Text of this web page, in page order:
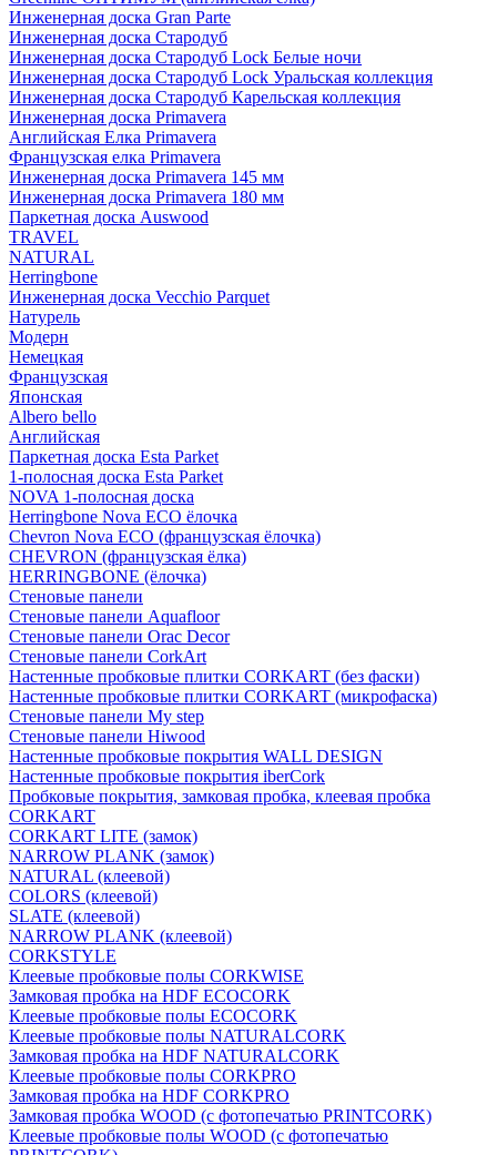
Инженерная доска Gran Parte
Инженерная доска Стародуб
Инженерная доска Стародуб Lock Белые ночи
Инженерная доска Стародуб Lock Уральская коллекция
Инженерная доска Стародуб Карельская коллекция
Инженерная доска Primavera
Английская Елка Primavera
Французская елка Primavera
Инженерная доска Primavera 145 мм
Инженерная доска Primavera 180 мм
Паркетная доска Auswood
TRAVEL
NATURAL
Herringbone
Инженерная доска Vecchio Parquet
Натурель
Модерн
Немецкая
Французская
Японская
Albero bello
Английская
Паркетная доска Esta Parket
1-полосная доска Esta Parket
NOVA 1-полосная доска
Herringbone Nova ECO ёлочка
Chevron Nova ECO (французская ёлочка)
CHEVRON (французская ёлка)
HERRINGBONE (ёлочка)
Стеновые панели
Стеновые панели Aquafloor
Стеновые панели Orac Decor
Стеновые панели CorkArt
Настенные пробковые плитки CORKART (без фаски)
Настенные пробковые плитки CORKART (микрофаска)
Стеновые панели My step
Стеновые панели Hiwood
Настенные пробковые покрытия WALL DESIGN
Настенные пробковые покрытия iberCork
Пробковые покрытия, замковая пробка, клеевая пробка
CORKART
CORKART LITE (замок)
NARROW PLANK (замок)
NATURAL (клеевой)
COLORS (клеевой)
SLATE (клеевой)
NARROW PLANK (клеевой)
CORKSTYLE
Клеевые пробковые полы CORKWISE
Замковая пробка на HDF ECOCORK
Клеевые пробковые полы ECOCORK
Клеевые пробковые полы NATURALCORK
Замковая пробка на HDF NATURALCORK
Клеевые пробковые полы CORKPRO
Замковая пробка на HDF CORKPRO
Замковая пробка WOOD (с фотопечатью PRINTCORK)
Клеевые пробковые полы WOOD (с фотопечатью